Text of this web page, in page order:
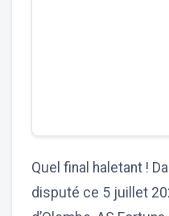
Quel final haletant !
disputé ce 5 juillet